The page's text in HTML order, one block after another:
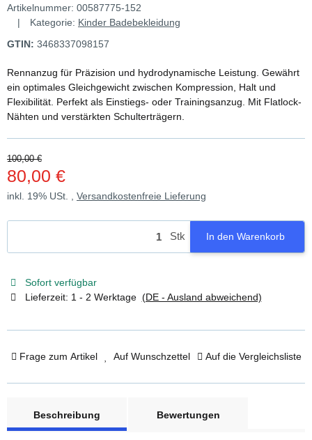
Artikelnummer: 00587775-152
Kategorie: Kinder Badebekleidung
GTIN: 3468337098157
Rennanzug für Präzision und hydrodynamische Leistung. Gewährt
ein optimales Gleichgewicht zwischen Kompression, Halt und
Flexibilität. Perfekt als Einstiegs- oder Trainingsanzug. Mit Flatlock-
Nähten und verstärkten Schulterträgern.
100,00 €
80,00 €
inkl. 19% USt. , Versandkostenfreie Lieferung
Stk In den Warenkorb
Sofort verfügbar
Lieferzeit: 1 - 2 Werktage (DE - Ausland abweichend)
Frage zum Artikel Auf Wunschzettel Auf die Vergleichsliste
Beschreibung
Bewertungen